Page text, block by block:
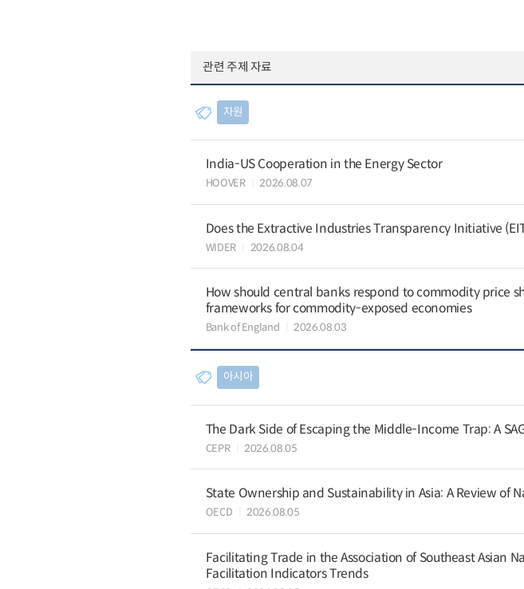
관련 주제 자료
자원
India-US Cooperation in the Energy Sector
HOOVER 2026.08.07
Does the Extractive Industries Transparency Initiative
WIDER 2026.08.04
How should central banks respond to commodity price
frameworks for commodity-exposed economies
Bank of England 2026.08.03
아시아
The Dark Side of Escaping the Middle-Income Trap: A
CEPR 2026.08.05
State Ownership and Sustainability in Asia: A Review of
OECD 2026.08.05
Facilitating Trade in the Association of Southeast Asian
Facilitation Indicators Trends